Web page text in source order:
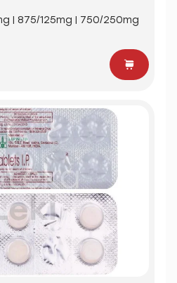
| 875/125mg | 750/250mg